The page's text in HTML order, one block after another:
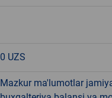
0 UZS
Mazkur ma'lumotlar